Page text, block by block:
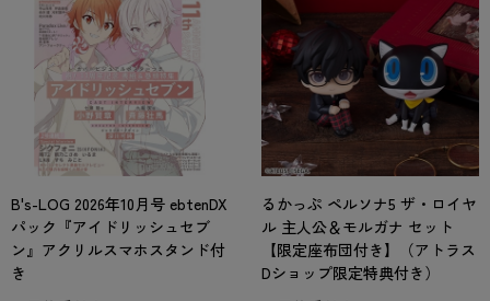
B's-LOG 2026年10月号 ebtenDX
パック『アイドリッシュセブ
ン』アクリルスマホスタンド付
き
るかっぷ ペルソナ5 ザ・ロイヤ
ル 主人公＆モルガナ セット
【限定座布団付き】（アトラス
Dショップ限定特典付き）